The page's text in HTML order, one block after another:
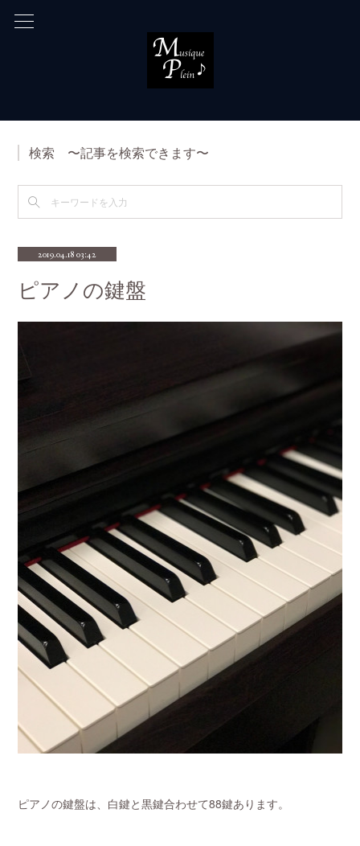
検索 〜記事を検索できます〜
2019.04.18 03:42
ピアノの鍵盤
ピアノの鍵盤は、白鍵と黒鍵合わせて88鍵あります。